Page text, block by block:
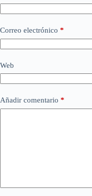
Correo electrónico *
Web
Añadir comentario *